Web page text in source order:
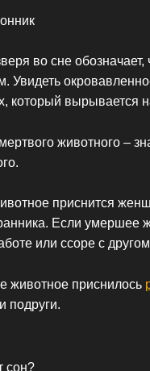
во сне
Увидеть
который вырывается
животного –
приснится
Если умершее
или ссоре с
животное приснилось
подруги.